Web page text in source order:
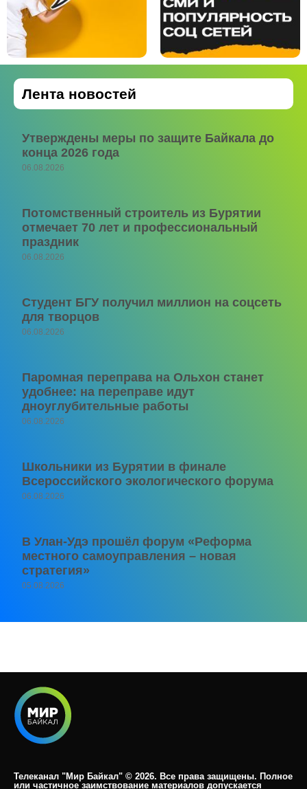
Лента новостей
Утверждены меры по защите Байкала до
конца 2026 года
06.08.2026
Потомственный строитель из Бурятии
отмечает 70 лет и профессиональный
праздник
06.08.2026
Студент БГУ получил миллион на соцсеть
для творцов
06.08.2026
Паромная переправа на Ольхон станет
удобнее: на переправе идут
дноуглубительные работы
06.08.2026
Школьники из Бурятии в финале
Всероссийского экологического форума
06.08.2026
В Улан-Удэ прошёл форум «Реформа
местного самоуправления – новая
стратегия»
05.08.2026
Телеканал "Мир Байкал" © 2026. Все права защищены. Полное
или частичное заимствование материалов допускается